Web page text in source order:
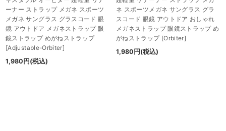
ーナー ストラップ メガネ スポーツ
メガネ サングラス グラスコード 眼
鏡 アウトドア メガネストラップ 眼
鏡ストラップ めがねストラップ
[Adjustable-Orbiter]
1,980 円 (税込)
ネ スポーツメガネ サングラス グラ
スコード 眼鏡 アウトドア おしゃれ
メガネストラップ 眼鏡ストラップ め
がねストラップ [Orbiter]
1,980 円 (税込)